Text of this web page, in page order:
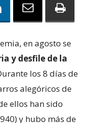
en agosto se
y desfile de la
los 8 días de
alegóricos de
ellos han sido
y hubo más de